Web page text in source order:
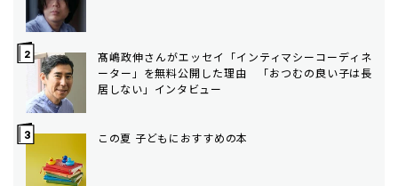
髙嶋政伸さんがエッセイ「インティマシーコーディネ
ーター」を無料公開した理由 「おつむの良い子は長
居しない」インタビュー
この夏 子どもにおすすめの本